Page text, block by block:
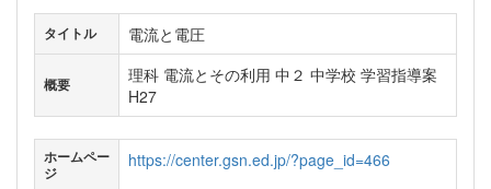
タイトル 電流と電圧
概要
理科 電流とその利用 中２ 中学校 学習指導案
H27
ホームペー
ジ
https://center.gsn.ed.jp/?page_id=466